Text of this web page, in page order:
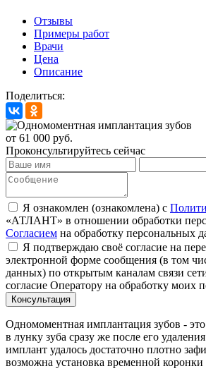
Отзывы
Примеры работ
Врачи
Цена
Описание
Поделиться:
от 61 000 руб.
Проконсультируйтесь сейчас
Я ознакомлен (ознакомлена) с
«АТЛАНТ» в отношении обработки
Согласием на обработку персональных
Я подтверждаю своё согласие на
электронной форме сообщения (в том
данных) по открытым каналам связи
согласие Оператору на обработку моих
Одномоментная имплантация зубов -
в лунку зуба сразу же после его
имплант удалось достаточно плотно
возможна установка временной коронки